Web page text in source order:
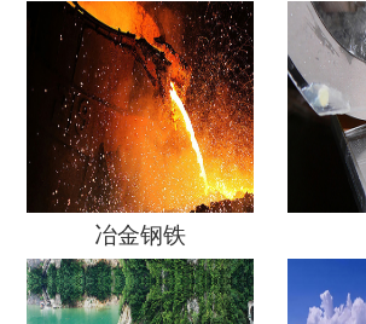
冶金钢铁